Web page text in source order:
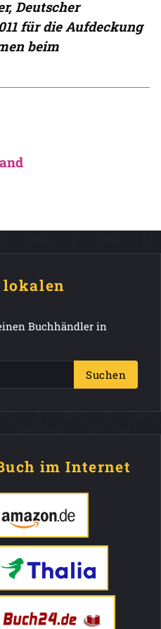
Deutscher
für die Aufdeckung
beim
lokalen
Buchhändler in
Suchen
im Internet